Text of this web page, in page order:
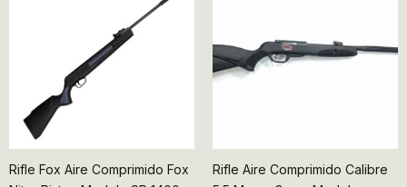
Rifle Fox Aire Comprimido Fox
Rifle Aire Comprimido Calibre